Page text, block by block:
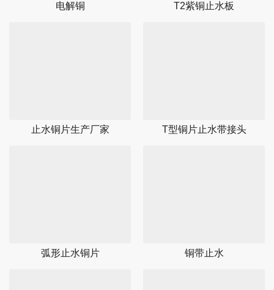
电解铜 T2紫铜止水板
止水铜片生产厂家 T型铜片止水带接头
弧形止水铜片 铜带止水